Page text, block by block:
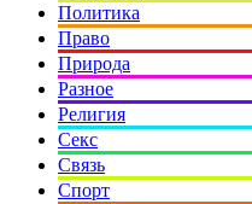
Политика
Право
Природа
Разное
Религия
Секс
Связь
Спорт